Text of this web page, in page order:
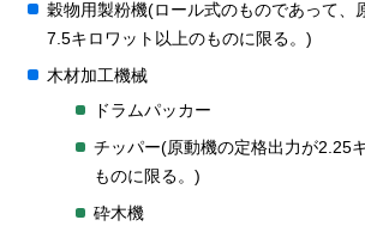
穀物用製粉機(ロール式のものであって、
7.5キロワット以上のものに限る。)
木材加工機械
ドラムパッカー
チッパー(原動機の定格出力が2.25
ものに限る。)
砕木機